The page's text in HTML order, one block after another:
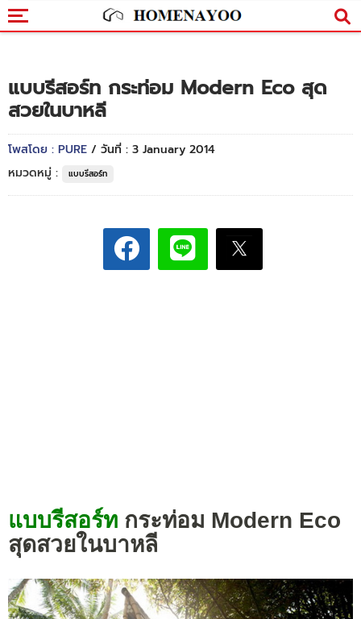
แบบรีสอร์ท กระท่อม Modern Eco สุด
สวยในบาหลี
โพสโดย : PURE / วันที่ : 3 January 2014
หมวดหมู่ :
แบบรีสอร์ท
แบบรีสอร์ท กระท่อม Modern Eco
สุดสวยในบาหลี